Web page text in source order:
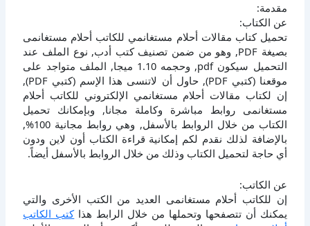
مقدمة:
عن الكتاب:
تحميل كتاب مقالات أحلام مستغانمي للكاتب أحلام مستغانمى
بصيغة PDF, وهو من ضمن تصنيف كتب أدب, نوع الملف عند
التحميل سيكون pdf, وحجمه 1.10 ميجا, الملف متواجد على
موقعنا (كتبي PDF), حاول أن لاتنسى هذا الإسم (كتبي PDF),
إن لكتاب مقالات أحلام مستغانمي الإلكتروني للكاتب أحلام
مستغانمى روابط مباشرة وكاملة مجانا, وبإمكانك تحميل
الكتاب من خلال الروابط بالأسفل, وهي روابط مجانية 100%,
بالإضافة لذلك نقدم لكم إمكانية قراءة الكتاب أون لاين ودون
أي حاجة لتحميل الكتاب وذلك من خلال الروابط بالأسفل أيضاً.
عن الكاتب:
إن للكاتب أحلام مستغانمى العديد من الكتب الأخرى والتي
يمكنك أن تتصفحها وتحملها من خلال الرابط هذاكتب الكاتب